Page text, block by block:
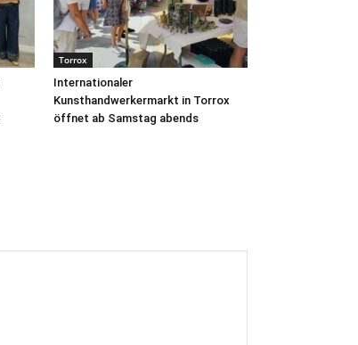
Torrox
Internationaler
Kunsthandwerkermarkt in Torrox
öffnet ab Samstag abends